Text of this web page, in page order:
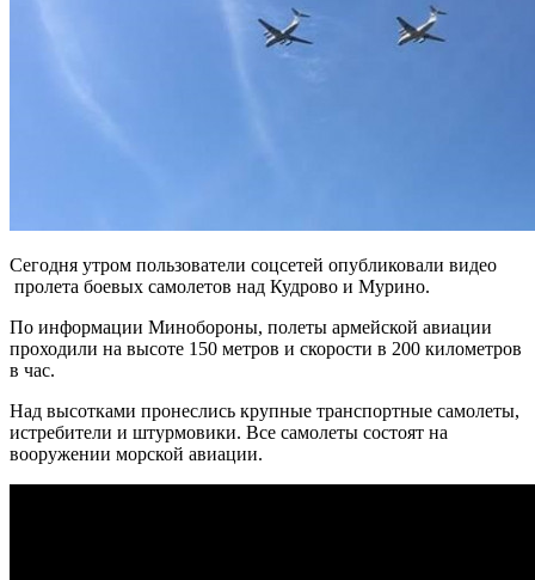
Сегодня утром пользователи соцсетей опубликовали видео
пролета боевых самолетов над Кудрово и Мурино.
По информации Минобороны, полеты армейской авиации
проходили на высоте 150 метров и скорости в 200 километров
в час.
Над высотками пронеслись крупные транспортные самолеты,
истребители и штурмовики. Все самолеты состоят на
вооружении морской авиации.